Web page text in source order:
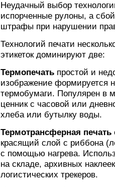
Неудачный выбор
испорченные рулоны, а
штрафы при нарушении
Технологий печати
этикеток доминируют две:
Термопечать простой и
изображение формируется
термобумаги. Популярен в
ценник с часовой или
хлеба или бутылку воды.
Термотрансферная печать
красящий слой с риббона
с помощью нагрева.
на складе, архивных
логистических трекеров.